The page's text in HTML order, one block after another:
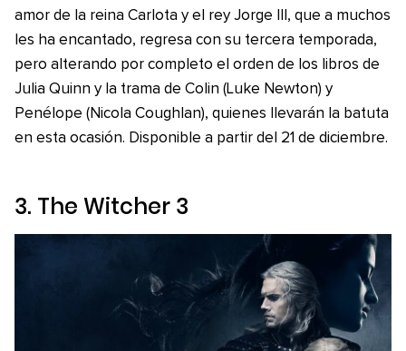
amor de la reina Carlota y el rey Jorge III, que a muchos
les ha encantado, regresa con su tercera temporada,
pero alterando por completo el orden de los libros de
Julia Quinn y la trama de Colin (Luke Newton) y
Penélope (Nicola Coughlan), quienes llevarán la batuta
en esta ocasión. Disponible a partir del 21 de diciembre.
3. The Witcher 3